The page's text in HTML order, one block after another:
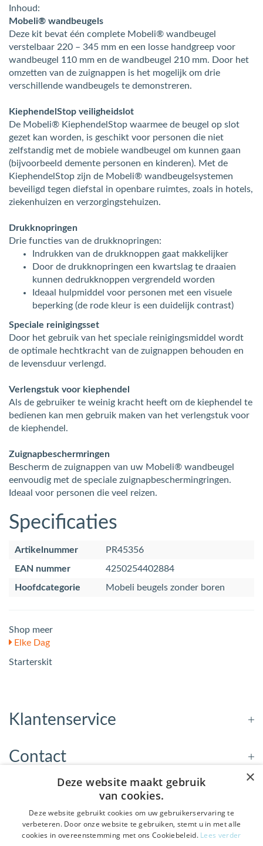
Inhoud:
Mobeli® wandbeugels
Deze kit bevat één complete Mobeli® wandbeugel
verstelbaar 220 – 345 mm en een losse handgreep voor
wandbeugel 110 mm en de wandbeugel 210 mm. Door het
omzetten van de zuignappen is het mogelijk om drie
verschillende wandbeugels te demonstreren.
KiephendelStop veiligheidslot
De Mobeli® KiephendelStop waarmee de beugel op slot
gezet kan worden, is geschikt voor personen die niet
zelfstandig met de mobiele wandbeugel om kunnen gaan
(bijvoorbeeld demente personen en kinderen). Met de
KiephendelStop zijn de Mobeli® wandbeugelsystemen
beveiligd tegen diefstal in openbare ruimtes, zoals in hotels,
ziekenhuizen en verzorgingstehuizen.
Drukknopringen
Drie functies van de drukknopringen:
Indrukken van de drukknoppen gaat makkelijker
Door de drukknopringen een kwartslag te draaien
kunnen dedrukknoppen vergrendeld worden
Ideaal hulpmiddel voor personen met een visuele
beperking (de rode kleur is een duidelijk contrast)
Speciale reinigingsset
Door het gebruik van het speciale reinigingsmiddel wordt
de optimale hechtkracht van de zuignappen behouden en
de levensduur verlengd.
Verlengstuk voor kiephendel
Als de gebruiker te weinig kracht heeft om de kiephendel te
bedienen kan men gebruik maken van het verlengstuk voor
de kiephendel.
Zuignapbeschermringen
Bescherm de zuignappen van uw Mobeli® wandbeugel
eenvoudig met de speciale zuignapbeschermingringen.
Ideaal voor personen die veel reizen.
Specificaties
Artikelnummer
PR45356
EAN nummer
4250254402884
Hoofdcategorie
Mobeli beugels zonder boren
Shop meer
Elke Dag
Starterskit
Klantenservice
Contact
Openingstijden
Nieuwsbrief
×
Deze website maakt gebruik
van cookies.
Deze website gebruikt cookies om uw gebruikerservaring te
verbeteren. Door onze website te gebruiken, stemt u in met alle
cookies in overeenstemming met ons Cookiebeleid. Lees verder